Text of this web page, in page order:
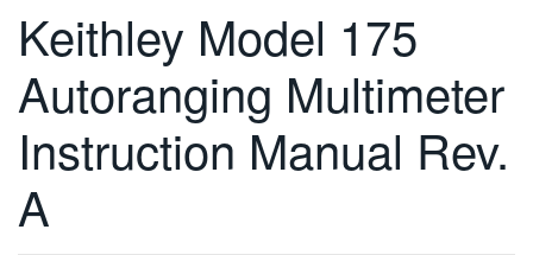
ENGLISH
FRANÇAIS
Keithley Model 175
Autoranging Multimeter
Instruction Manual Rev.
A